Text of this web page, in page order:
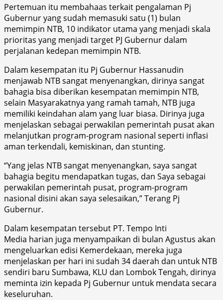
Pertemuan itu membahaas terkait pengalaman Pj
Gubernur yang sudah memasuki satu (1) bulan
memimpin NTB, 10 indikator utama yang menjadi skala
prioritas yang menjadi target PJ Gubernur dalam
perjalanan kedepan memimpin NTB.
Dalam kesempatan itu Pj Gubernur Hassanudin
menjawab NTB sangat menyenangkan, dirinya sangat
bahagia bisa diberikan kesempatan memimpin NTB,
selain Masyarakatnya yang ramah tamah, NTB juga
memiliki keindahan alam yang luar biasa. Dirinya juga
menjelaskan sebagai perwakilan pemerintah pusat akan
melanjutkan program-program nasional seperti inflasi
aman terkendali, kemiskinan, dan stunting.
“Yang jelas NTB sangat menyenangkan, saya sangat
bahagia begitu mendapatkan tugas, dan Saya sebagai
perwakilan pemerintah pusat, program-program
nasional disini akan saya selesaikan,” Terang Pj
Gubernur.
Dalam kesempatan tersebut PT. Tempo Inti
Media harian juga menyampaikan di bulan Agustus akan
mengeluarkan edisi Kemerdekaan, mereka juga
menjelaskan per hari ini sudah 34 daerah dan untuk NTB
sendiri baru Sumbawa, KLU dan Lombok Tengah, dirinya
meminta izin kepada Pj Gubernur untuk mendata secara
keseluruhan.